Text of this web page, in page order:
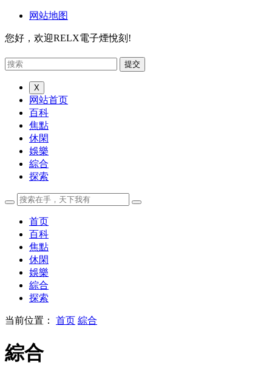
网站地图
您好，欢迎RELX電子煙悅刻!
X
网站首页
百科
焦點
休閑
娛樂
綜合
探索
首页
百科
焦點
休閑
娛樂
綜合
探索
当前位置： 首页 綜合
綜合